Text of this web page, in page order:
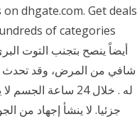
of categories
شافي من المرض، وقد تحدث
له . خلال 24
جزئيا. لا ينشأ إجهاد من